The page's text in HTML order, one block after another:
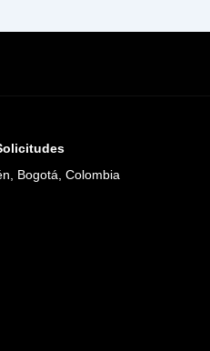
Bogotá, Colombia